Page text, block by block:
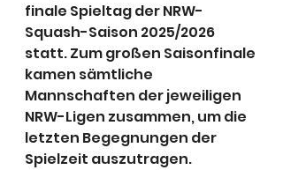
finale Spieltag der NRW-
Squash-Saison 2025/2026
statt. Zum großen Saisonfinale
kamen sämtliche
Mannschaften der jeweiligen
NRW-Ligen zusammen, um die
letzten Begegnungen der
Spielzeit auszutragen.